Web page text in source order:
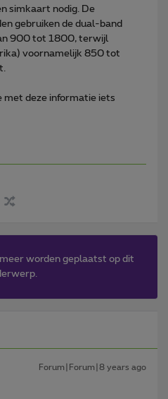
simkaart nodig. De
gebruiken de dual-band
900 tot 1800, terwijl
voornamelijk 850 tot
met deze informatie iets
worden geplaatst op dit
Forum|Forum|8 years ago